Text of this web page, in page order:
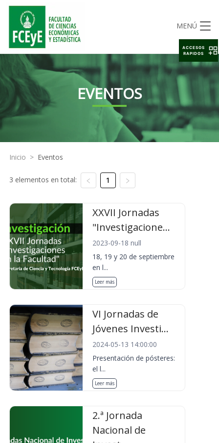
MENÚ
EVENTOS
Inicio > Eventos
3 elementos en total: 1
XXVII Jornadas
"Investigacione...
2023-09-18 null
18, 19 y 20 de septiembre
en l...
Leer más
VI Jornadas de
Jóvenes Investi...
2024-05-13 14:00:00
Presentación de pósteres:
el l...
Leer más
2.ª Jornada
Nacional de
ACCESOS
RAPIDOS